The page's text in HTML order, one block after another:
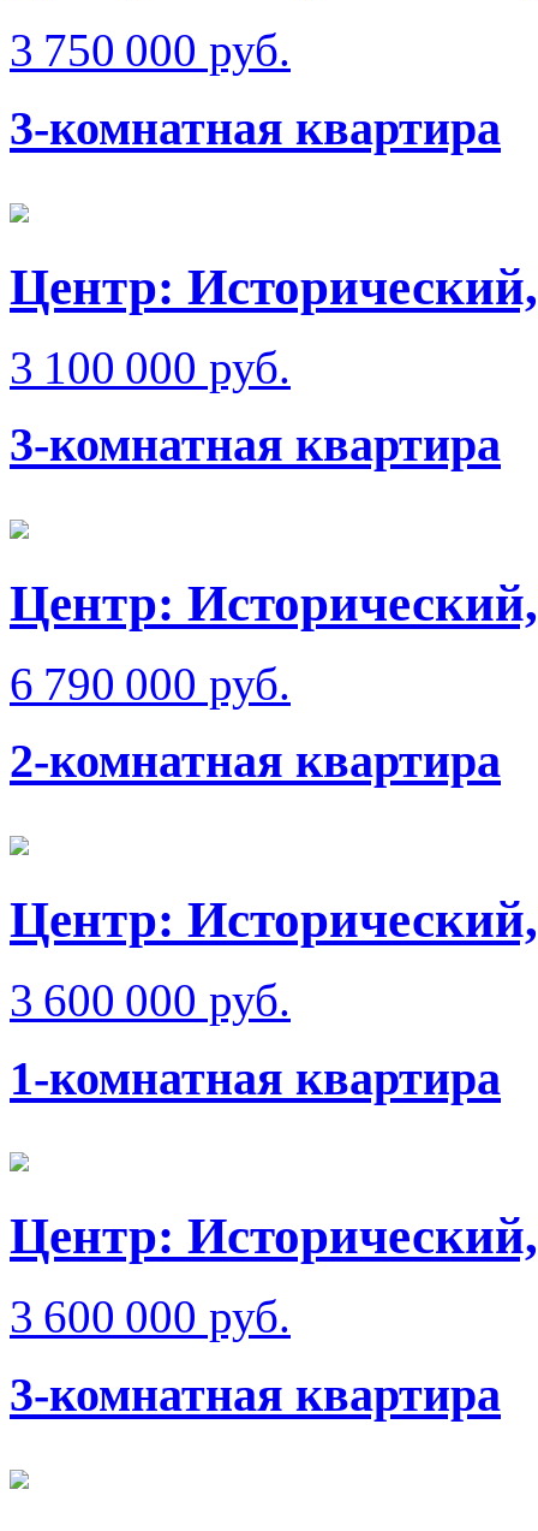
3 750 000 руб.
3-комнатная квартира
Центр:
3 100 000 руб.
3-комнатная квартира
Центр:
6 790 000 руб.
2-комнатная квартира
Центр:
3 600 000 руб.
1-комнатная квартира
Центр:
3 600 000 руб.
3-комнатная квартира